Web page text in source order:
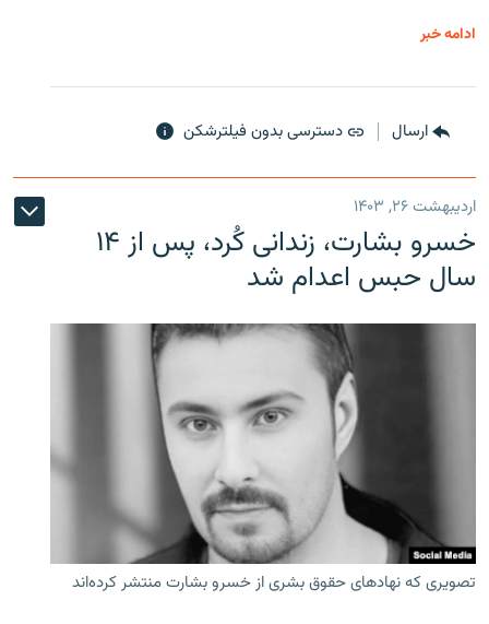
ادامه خبر
ارسال دسترسی بدون فیلترشکن
اردیبهشت ۲۶, ۱۴۰۳
خسرو بشارت، زندانی کُرد، پس از ۱۴
سال حبس اعدام شد
تصویری که نهادهای حقوق بشری از خسرو بشارت منتشر کرده‌اند